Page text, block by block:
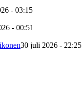
- 03:15
- 00:51
30 juli 2026 - 22:25